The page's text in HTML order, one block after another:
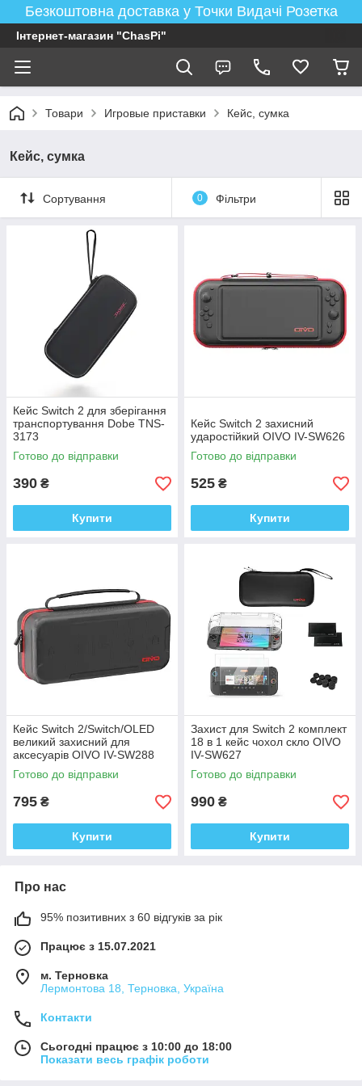
Безкоштовна доставка у Точки Видачі Розетка
Інтернет-магазин "ChasPi"
Товари Игровые приставки Кейс, сумка
Кейс, сумка
Сортування 0 Фільтри
Кейс Switch 2 для зберігання
транспортування Dobe TNS-
3173
Готово до відправки
390 ₴
Купити
Кейс Switch 2 захисний
ударостійкий OIVO IV-SW626
Готово до відправки
525 ₴
Купити
Кейс Switch 2/Switch/OLED
великий захисний для
аксесуарів OIVO IV-SW288
Готово до відправки
795 ₴
Купити
Захист для Switch 2 комплект
18 в 1 кейс чохол скло OIVO
IV-SW627
Готово до відправки
990 ₴
Купити
Про нас
95% позитивних з 60 відгуків за рік
Працює з 15.07.2021
м. Терновка
Лермонтова 18, Терновка, Україна
Контакти
Сьогодні працює з 10:00 до 18:00
Показати весь графік роботи